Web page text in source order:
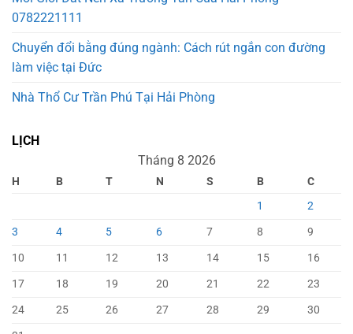
0782221111
Chuyển đổi bằng đúng ngành: Cách rút ngắn con đường
làm việc tại Đức
Nhà Thổ Cư Trần Phú Tại Hải Phòng
LỊCH
Tháng 8 2026
H B T N S B
C
1
2
3
4 5 6 7 8
9
10
11 12 13 14 15
16
17
18 19 20 21 22
23
24
25 26 27 28 29
30